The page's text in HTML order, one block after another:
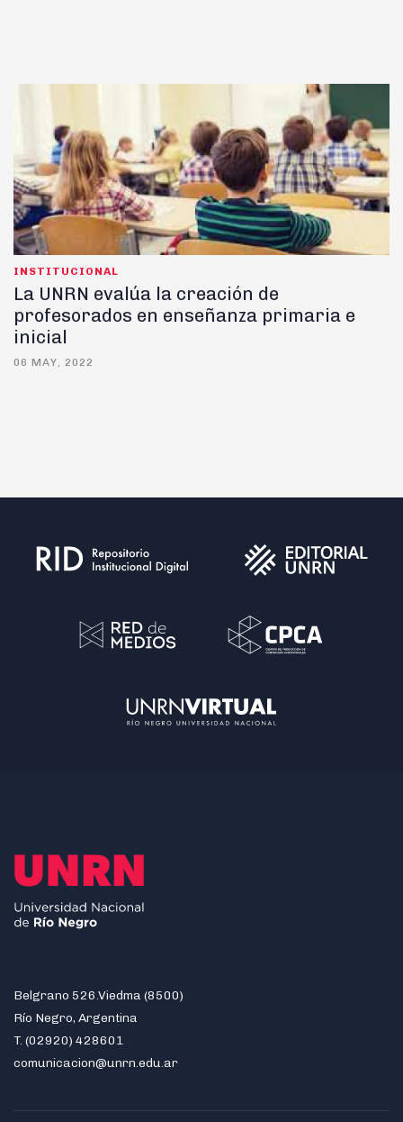
INSTITUCIONAL
La UNRN evalúa la creación de
profesorados en enseñanza primaria e
inicial
06 MAY, 2022
Belgrano 526.Viedma (8500)
Río Negro, Argentina
T. (02920) 428601
comunicacion@unrn.edu.ar